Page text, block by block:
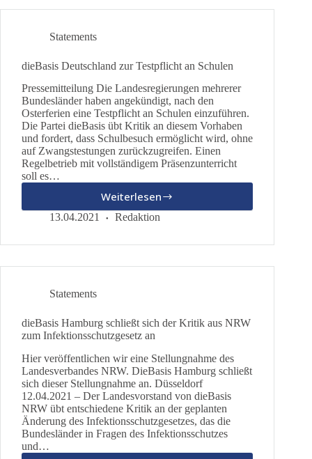
Arbeit
am
Filmset
absurd
wird
Statements
dieBasis Deutschland zur Testpflicht an Schulen
Pressemitteilung Die Landesregierungen mehrerer
Bundesländer haben angekündigt, nach den
Osterferien eine Testpflicht an Schulen einzuführen.
Die Partei dieBasis übt Kritik an diesem Vorhaben
und fordert, dass Schulbesuch ermöglicht wird, ohne
auf Zwangstestungen zurückzugreifen. Einen
Regelbetrieb mit vollständigem Präsenzunterricht
soll es…
Weiterlesen
dieBasis
Deutschland
Testpflicht
13.04.2021 Redaktion
Statements
dieBasis Hamburg schließt sich der Kritik aus NRW
zum Infektionsschutzgesetz an
Hier veröffentlichen wir eine Stellungnahme des
Landesverbandes NRW. DieBasis Hamburg schließt
sich dieser Stellungnahme an. Düsseldorf
12.04.2021 – Der Landesvorstand von dieBasis
NRW übt entschiedene Kritik an der geplanten
Änderung des Infektionsschutzgesetzes, das die
Bundesländer in Fragen des Infektionsschutzes
und…